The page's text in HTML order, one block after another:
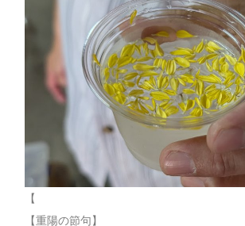
【
【重陽の節句】